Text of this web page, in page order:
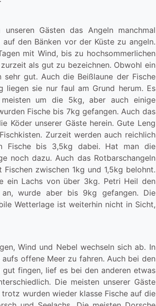
Gästen das Angeln manchmal
den Bänken vor der Küste zu angeln.
mit Wind, bis zu hochsommerlichen
als gut zu bezeichnen. Obwohl ein
gut. Auch die Beißlaune der Fische
liegen sie nur faul am Grund herum. Es
um die 5kg, aber auch einige
Fische bis 7kg gefangen. Auch das
Köder unserer Gäste herein. Gute Leng
Zurzeit werden auch reichlich
Fische bis 3,5kg dabei. Hat man die
noch dazu. Auch das Rotbarschangeln
zwischen 1kg und 1,5kg belohnt.
ein Lachs von über 3kg. Petri Heil den
wurde aber bis 9kg gefangen. Die
Wetterlage ist weiterhin nicht in Sicht,
Wind und Nebel wechseln sich ab. In
offene Meer zu fahren. Auch bei den
fingen, lief es bei den anderen etwas
Die meisten unserer Gäste
wurden wieder klasse Fische auf die